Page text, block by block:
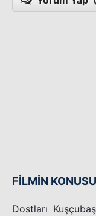
FİLMİN KONUSU
Dostları